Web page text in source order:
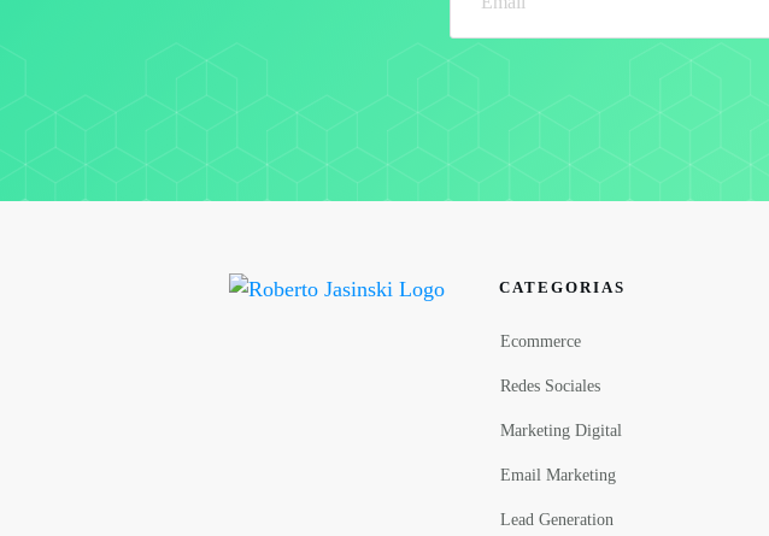
CATEGORIAS
Ecommerce
Redes Sociales
Marketing Digital
Email Marketing
Lead Generation